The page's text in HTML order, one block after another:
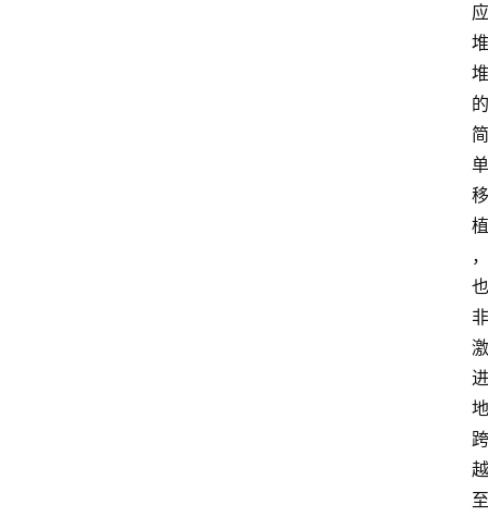
应
堆
堆
的
简
单
移
植
，
也
非
激
进
地
跨
越
至